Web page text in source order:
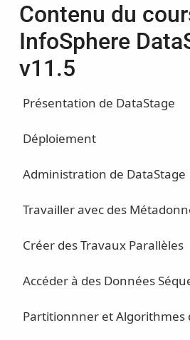
Contenu du
InfoSphere
v11.5
Présentation de DataStage
Déploiement
Administration de DataStage
Travailler avec des
Créer des Travaux Parallèles
Accéder à des Données
Partitionnner et Algorithmes